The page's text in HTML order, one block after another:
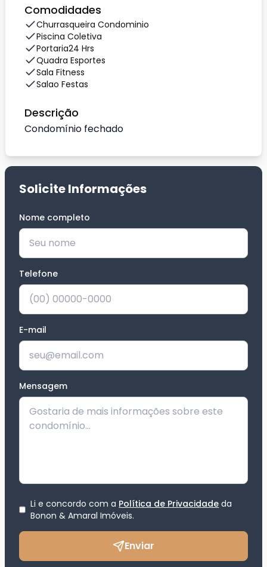
Comodidades
Churrasqueira Condominio
Piscina Coletiva
Portaria24 Hrs
Quadra Esportes
Sala Fitness
Salao Festas
Descrição
Condomínio fechado
Solicite Informações
Nome completo
Telefone
E-mail
Mensagem
Li e concordo com a Política de Privacidade da
Bonon & Amaral Imóveis.
Enviar